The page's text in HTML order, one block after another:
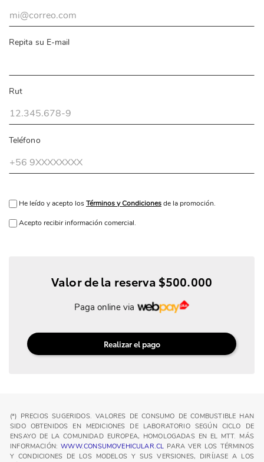
Repita su E-mail
Rut
Teléfono
He leído y acepto losTérminos y Condicionesde la promoción.
Acepto recibir información comercial.
Valor de la reserva $500.000
Paga online via
Realizar el pago
(*) PRECIOS SUGERIDOS. VALORES DE CONSUMO DE COMBUSTIBLE HAN
SIDO OBTENIDOS EN MEDICIONES DE LABORATORIO SEGÚN CICLO DE
ENSAYO DE LA COMUNIDAD EUROPEA, HOMOLOGADAS EN EL MTT. MÁS
INFORMACIÓN:WWW.CONSUMOVEHICULAR.CL PARA VER LOS TÉRMINOS
Y CONDICIONES DE LOS MODELOS Y SUS VERSIONES, DIRÍJASE A LOS